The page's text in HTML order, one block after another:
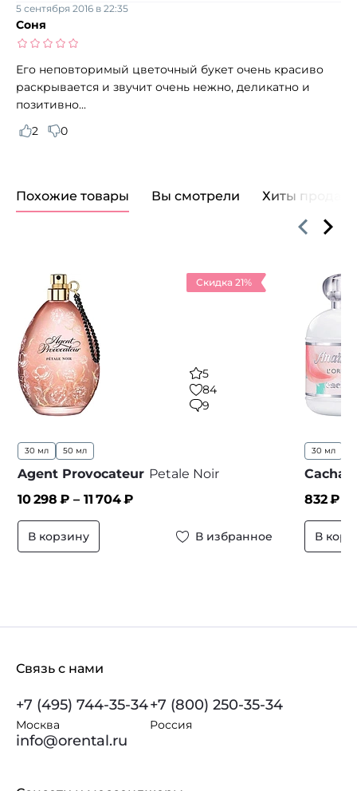
Соня
5 сентября 2016 в 22:35
Его неповторимый цветочный букет очень красиво
раскрывается и звучит очень нежно, деликатно и
позитивно...
2
0
Похожие товары Вы смотрели Хиты продаж
Скидка 21%
5
84
9
30 мл 50 мл
Agent Provocateur Petale Noir
10 298 ₽ – 11 704₽
В корзину В избранное
30 мл
832₽ –
В
Связь с нами
+7 (495) 744-35-34
Москва
+7 (800) 250-35-34
Россия
info@orental.ru